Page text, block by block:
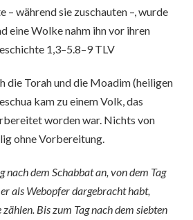
– während sie zuschauten –, wurde
eine Wolke nahm ihn vor ihren
1,3–5.8–9 TLV
die Torah und die Moadim (heiligen
kam zu einem Volk, das
worden war. Nichts von
ohne Vorbereitung.
nach dem Schabbat an, von dem Tag
als Webopfer dargebracht habt,
Bis zum Tag nach dem siebten